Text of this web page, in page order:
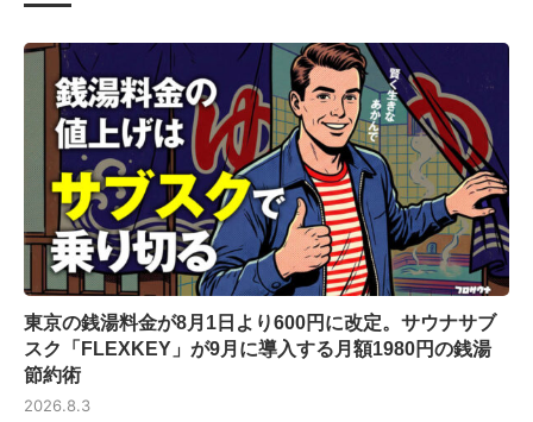
東京の銭湯料金が8月1日より600円に改定。サウナサブ
スク「FLEXKEY」が9月に導入する月額1980円の銭湯
節約術
2026.8.3